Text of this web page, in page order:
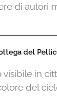
di autori
del
visibile in
del